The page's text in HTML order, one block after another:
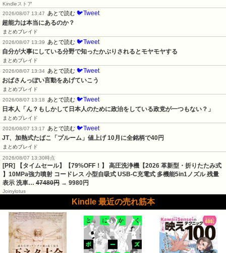
Kindleストア
2026/08/07 13:47
あとで読む 🐦Tweet
超能力は本当にあるのか？
まとめブレイド
2026/08/07 13:39
あとで読む 🐦Tweet
自分が大事にしている分野で知ったかぶりされるとモヤモヤする
まとめブレイド
2026/08/07 13:34 あとで読む 🐦Tweet
おばさんっぽい言動をあげていこう
まとめブレイド
2026/08/07 13:18
あとで読む 🐦Tweet
日本人「ん？もしかして日本人のために政治をしている政党が一つもない？」
まとめブレイド
2026/08/07 13:17
あとで読む 🐦Tweet
JT、加熱式たばこ「プルーム」値上げ 10月に全銘柄で40円
まとめブレイド
2026/08/07 13:30時点
[PR] 【タイムセール】【79%OFF！】 高圧洗浄機【2026 革新型・折りたたみ式
】10MPa強力噴射 コードレス 小型自吸式 USB-C充電式 多機能5in1ノズル 残量
表示 洗車… 47480円 → 9980円
Joinylotus
Kindle 最近の売れ筋本